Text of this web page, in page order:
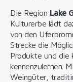
Die Region Lake
Kulturerbe lädt
von den
Strecke die
Produkte und die
kennenzulernen.
Weingüter,